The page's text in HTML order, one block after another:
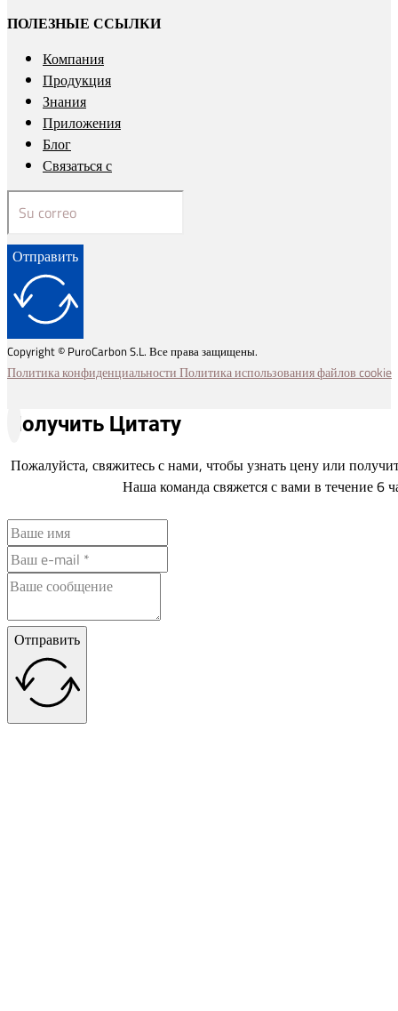
ПОЛЕЗНЫЕ ССЫЛКИ
Компания
Продукция
Знания
Приложения
Блог
Связаться с
Отправить
Copyright © PuroCarbon S.L. Все права защищены.
Политика конфиденциальностиПолитика использования файлов cookie
Получить Цитату
Пожалуйста, свяжитесь с нами, чтобы узнать цену или
Наша команда свяжется с вами в течение 6
Отправить